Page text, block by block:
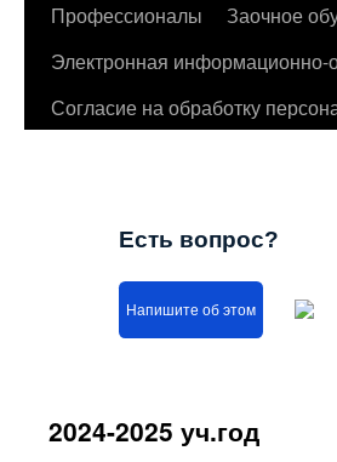
Профессионалы
Заочное
Электронная информационно-
Согласие на обработку
Есть вопрос?
Напишите об этом
2024-2025 уч.год